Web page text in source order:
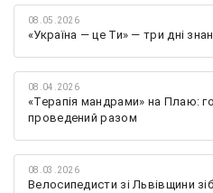
08.05.2026
«Україна — це Ти» — три дні
08.04.2026
«Терапія мандрами» на Плаю:
проведений разом
08.03.2026
Велосипедисти зі Львівщини